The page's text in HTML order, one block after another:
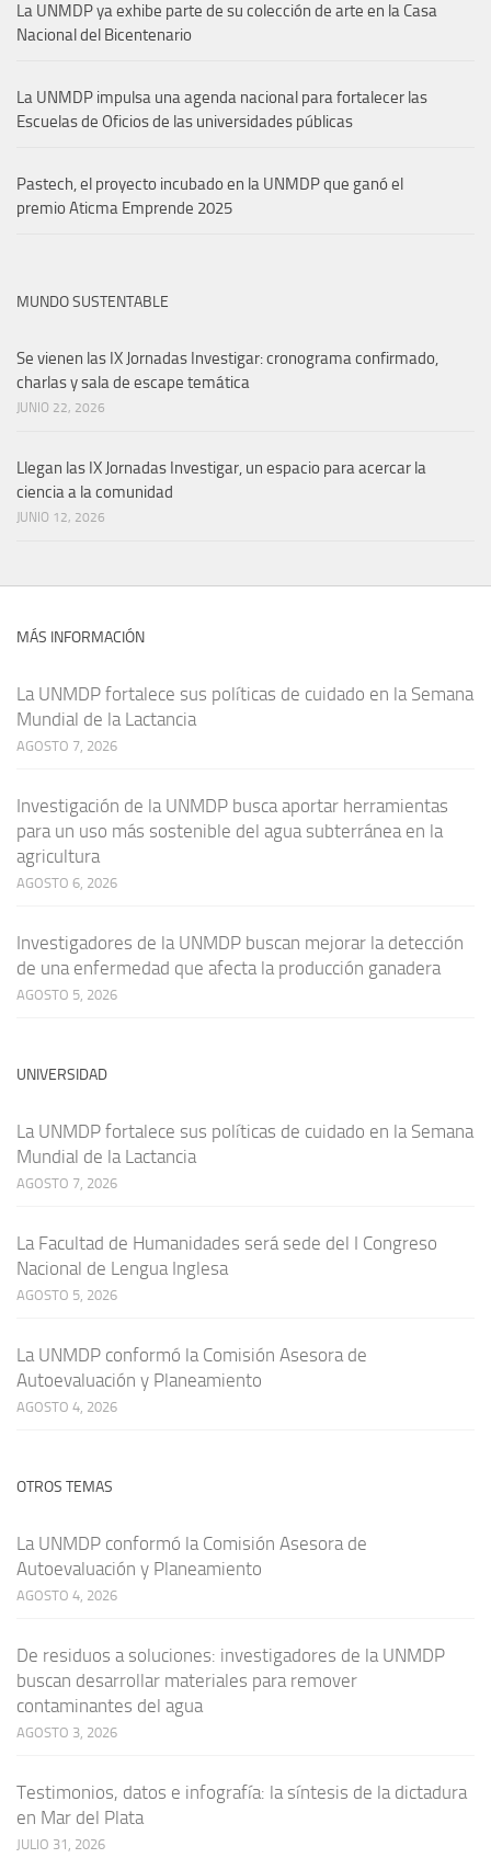
La UNMDP ya exhibe parte de su colección de arte en la Casa
Nacional del Bicentenario
La UNMDP impulsa una agenda nacional para fortalecer las
Escuelas de Oficios de las universidades públicas
Pastech, el proyecto incubado en la UNMDP que ganó el
premio Aticma Emprende 2025
MUNDO SUSTENTABLE
Se vienen las IX Jornadas Investigar: cronograma confirmado,
charlas y sala de escape temática
JUNIO 22, 2026
Llegan las IX Jornadas Investigar, un espacio para acercar la
ciencia a la comunidad
JUNIO 12, 2026
MÁS INFORMACIÓN
La UNMDP fortalece sus políticas de cuidado en la Semana
Mundial de la Lactancia
AGOSTO 7, 2026
Investigación de la UNMDP busca aportar herramientas
para un uso más sostenible del agua subterránea en la
agricultura
AGOSTO 6, 2026
Investigadores de la UNMDP buscan mejorar la detección
de una enfermedad que afecta la producción ganadera
AGOSTO 5, 2026
UNIVERSIDAD
La UNMDP fortalece sus políticas de cuidado en la Semana
Mundial de la Lactancia
AGOSTO 7, 2026
La Facultad de Humanidades será sede del I Congreso
Nacional de Lengua Inglesa
AGOSTO 5, 2026
La UNMDP conformó la Comisión Asesora de
Autoevaluación y Planeamiento
AGOSTO 4, 2026
OTROS TEMAS
La UNMDP conformó la Comisión Asesora de
Autoevaluación y Planeamiento
AGOSTO 4, 2026
De residuos a soluciones: investigadores de la UNMDP
buscan desarrollar materiales para remover
contaminantes del agua
AGOSTO 3, 2026
Testimonios, datos e infografía: la síntesis de la dictadura
en Mar del Plata
JULIO 31, 2026